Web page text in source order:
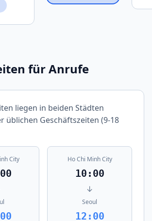
für Anrufe
liegen in beiden Städten
üblichen Geschäftszeiten (9-18
City Ho Chi Minh City
10:00
↓
Seoul
12:00